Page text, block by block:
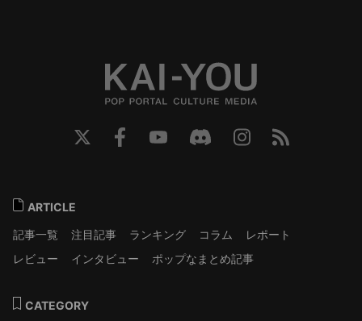
ARTICLE
記事一覧
注目記事 ランキング コラム
レポート
レビュー
インタビュー ポップなまとめ記事
CATEGORY